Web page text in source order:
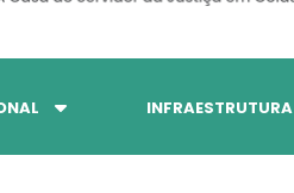
INFRAESTRUTURA